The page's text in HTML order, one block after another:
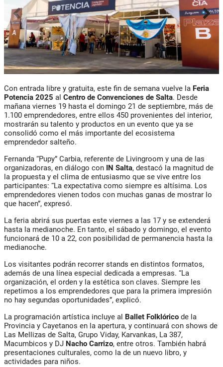
Con entrada libre y gratuita, este fin de semana vuelve la Feria
Potencia 2025 al Centro de Convenciones de Salta. Desde
mañana viernes 19 hasta el domingo 21 de septiembre, más de
1.100 emprendedores, entre ellos 450 provenientes del interior,
mostrarán su talento y productos en un evento que ya se
consolidó como el más importante del ecosistema
emprendedor salteño.
Fernanda “Pupy” Carbia, referente de Livingroom y una de las
organizadoras, en diálogo con
IN Salta, destacó la magnitud de
la propuesta y el clima de entusiasmo que se vive entre los
participantes: “La expectativa como siempre es altísima. Los
emprendedores vienen todos con muchas ganas de mostrar lo
que hacen”, expresó.
La feria abrirá sus puertas este viernes a las 17 y se extenderá
hasta la medianoche. En tanto, el sábado y domingo, el evento
funcionará de 10 a 22, con posibilidad de permanencia hasta la
medianoche.
Los visitantes podrán recorrer stands en distintos formatos,
además de una línea especial dedicada a empresas. “La
organización, el orden y la estética son claves. Siempre les
repetimos a los emprendedores que para la primera impresión
no hay segundas oportunidades”, explicó.
La programación artística incluye al
Ballet Folklórico de la
Provincia y Cayetanos en la apertura, y continuará con shows de
Las Mellizas de Salta, Grupo Viday, Karvankas, La 387,
Macumbicos y DJ Nacho Carrizo, entre otros. También habrá
presentaciones culturales, como la de un nuevo libro, y
actividades para niños.